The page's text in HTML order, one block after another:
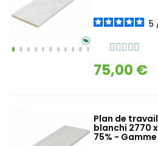
5
75,00 €
Plan de
blanchi 2770
75% -